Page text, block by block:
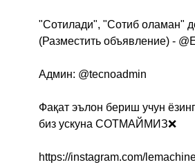
"Сотилади", "Сотиб оламан"
(Разместить объявление) -
Админ: @tecnoadmin
Фақат эълон бериш учун
биз ускуна СОТМАЙМИЗ❌
https://instagram.com/